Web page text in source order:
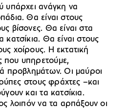
υπάρχει ανάγκη να
Θα είναι στους
βίσονες. Θα είναι στα
Θα είναι στους
χοίρους. Η εκτατική
που υπηρετούμε,
προβλημάτων. Οι μαύροι
στους φράχτες –και
και τα κατσίκια.
λοιπόν να τα αρπάξουν οι